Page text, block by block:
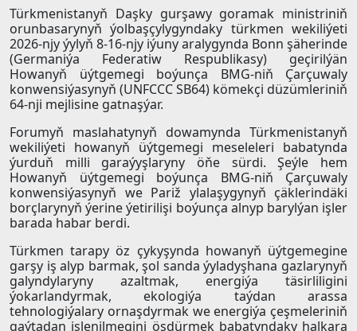
Türkmenistanyň Daşky gurşawy goramak ministriniň
orunbasarynyň ýolbaşçylygyndaky türkmen wekiliýeti
2026-njy ýylyň 8-16-njy iýuny aralygynda Bonn şäherinde
(Germaniýa Federatiw Respublikasy) geçirilýän
Howanyň üýtgemegi boýunça BMG-niň Çarçuwaly
konwensiýasynyň (UNFCCC SB64) kömekçi düzümleriniň
64-nji mejlisine gatnaşýar.
Forumyň maslahatynyň dowamynda Türkmenistanyň
wekiliýeti howanyň üýtgemegi meseleleri babatynda
ýurduň milli garaýyşlaryny öňe sürdi. Şeýle hem
Howanyň üýtgemegi boýunça BMG-niň Çarçuwaly
konwensiýasynyň we Pariž ylalaşygynyň çäklerindäki
borçlarynyň ýerine ýetirilişi boýunça alnyp barylýan işler
barada habar berdi.
Türkmen tarapy öz çykyşynda howanyň üýtgemegine
garşy iş alyp barmak, şol sanda ýyladyşhana gazlarynyň
galyndylaryny azaltmak, energiýa täsirliligini
ýokarlandyrmak, ekologiýa taýdan arassa
tehnologiýalary ornaşdyrmak we energiýa çeşmeleriniň
gaýtadan işlenilmegini ösdürmek babatyndaky halkara